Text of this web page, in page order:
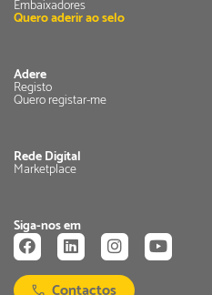
Embaixadores
Quero aderir ao selo
Adere
Registo
Quero registar-me
Rede Digital
Marketplace
Siga-nos em